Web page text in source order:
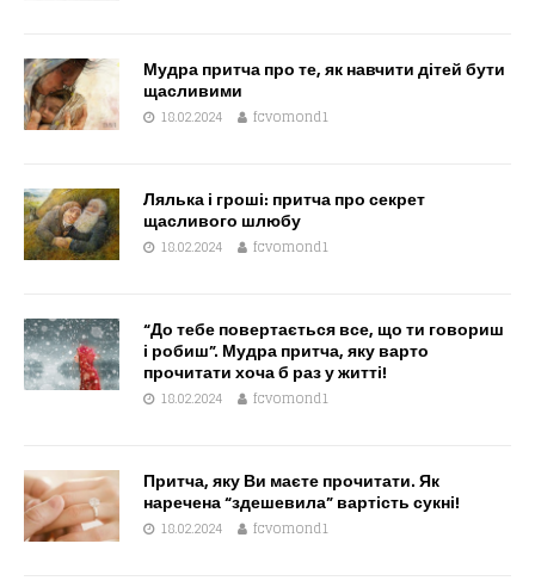
Мудра притча про те, як навчити дітей бути
щасливими
18.02.2024 fcvomond1
Лялька і гроші: притча про секрет
щасливого шлюбу
18.02.2024 fcvomond1
“До тебе повертається все, що ти говориш
і робиш”. Мудра притча, яку варто
прочитати хоча б раз у житті!
18.02.2024 fcvomond1
Притча, яку Ви маєте прочитати. Як
наречена “здешевила” вартість сукні!
18.02.2024 fcvomond1